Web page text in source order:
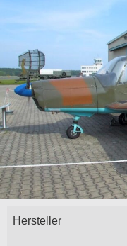
Hersteller